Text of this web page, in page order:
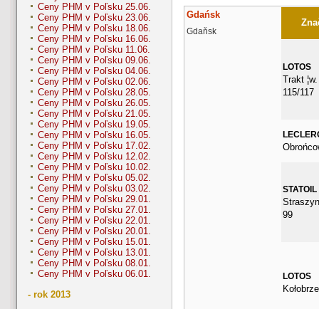
Ceny PHM v Poľsku 25.06.
Ceny PHM v Poľsku 23.06.
Ceny PHM v Poľsku 18.06.
Ceny PHM v Poľsku 16.06.
Ceny PHM v Poľsku 11.06.
Ceny PHM v Poľsku 09.06.
Ceny PHM v Poľsku 04.06.
Ceny PHM v Poľsku 02.06.
Ceny PHM v Poľsku 28.05.
Ceny PHM v Poľsku 26.05.
Ceny PHM v Poľsku 21.05.
Ceny PHM v Poľsku 19.05.
Ceny PHM v Poľsku 16.05.
Ceny PHM v Poľsku 17.02.
Ceny PHM v Poľsku 12.02.
Ceny PHM v Poľsku 10.02.
Ceny PHM v Poľsku 05.02.
Ceny PHM v Poľsku 03.02.
Ceny PHM v Poľsku 29.01.
Ceny PHM v Poľsku 27.01.
Ceny PHM v Poľsku 22.01.
Ceny PHM v Poľsku 20.01.
Ceny PHM v Poľsku 15.01.
Ceny PHM v Poľsku 13.01.
Ceny PHM v Poľsku 08.01.
Ceny PHM v Poľsku 06.01.
- rok 2013
Gdańsk
Gdaňsk
LOTOS
Trakt
115/117
STATOIL
99
LOTOS